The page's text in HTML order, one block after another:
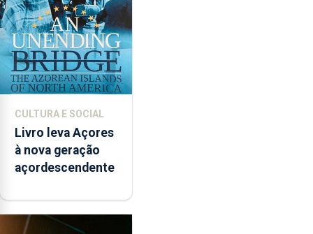
CULTURA E SOCIAL
Livro leva Açores
à nova geração
açordescendente